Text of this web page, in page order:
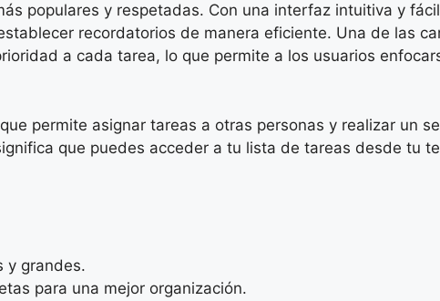
populares y respetadas. Con una interfaz intuitiva y
recordatorios de manera eficiente. Una de las
a cada tarea, lo que permite a los usuarios
permite asignar tareas a otras personas y realizar un
que puedes acceder a tu lista de tareas desde tu
y grandes.
para una mejor organización.